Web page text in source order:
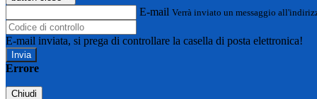
E-mail Verrà inviato un messaggio
E-mail inviata, si prega di controllare la casella di posta elettronica!
Errore
Chiudi